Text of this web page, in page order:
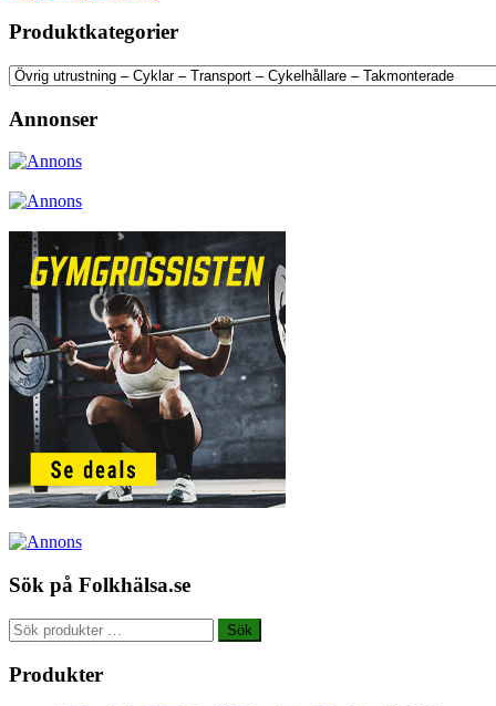
Produktkategorier
Annonser
Sök på Folkhälsa.se
Sök
efter:
Sök
Produkter